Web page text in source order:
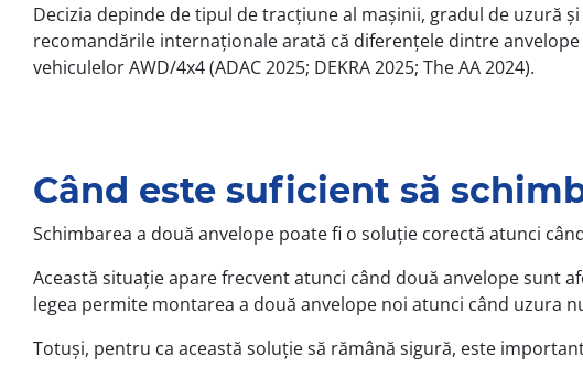
Decizia depinde de tipul de tracțiune al mașinii, gradul de uzură
recomandările internaționale arată că diferențele dintre
vehiculelor AWD/4x4 (ADAC 2025; DEKRA 2025; The AA 2024).
Când este suficient să
Schimbarea a două anvelope poate fi o soluție corectă atunci
Această situație apare frecvent atunci când două anvelope sunt
legea permite montarea a două anvelope noi atunci când uzura
Totuși, pentru ca această soluție să rămână sigură, este